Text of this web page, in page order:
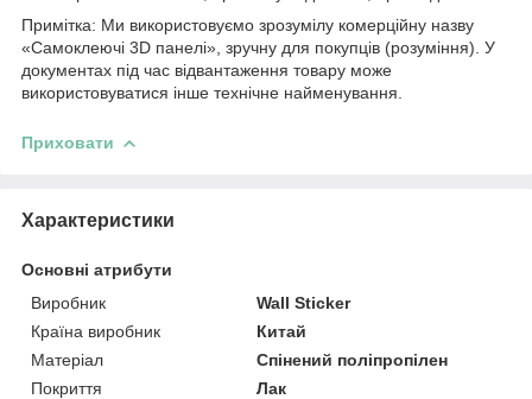
Примітка: Ми використовуємо зрозумілу комерційну назву
«Самоклеючі 3D панелі», зручну для покупців (розуміння). У
документах під час відвантаження товару може
використовуватися інше технічне найменування.
Приховати
Характеристики
Основні атрибути
Виробник
Wall Sticker
Країна виробник
Китай
Матеріал
Спінений поліпропілен
Покриття
Лак